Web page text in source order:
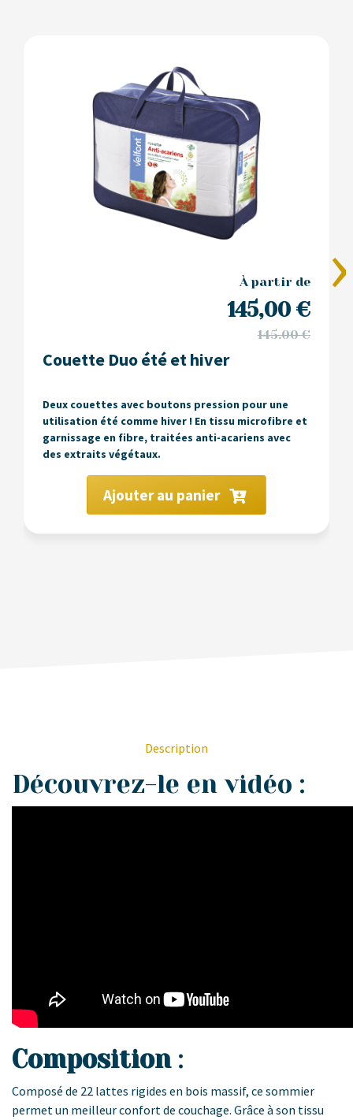
À partir de
145,00 €
145.00 €
Couette Duo été et hiver
Deux couettes avec boutons pression pour une
utilisation été comme hiver ! En tissu microfibre et
garnissage en fibre, traitées anti-acariens avec
des extraits végétaux.
Ajouter au panier
›
Description
Découvrez-le en vidéo :
Composition:
Composé de 22 lattes rigides en bois massif, ce sommier
permet un meilleur confort de couchage. Grâce à son tissu